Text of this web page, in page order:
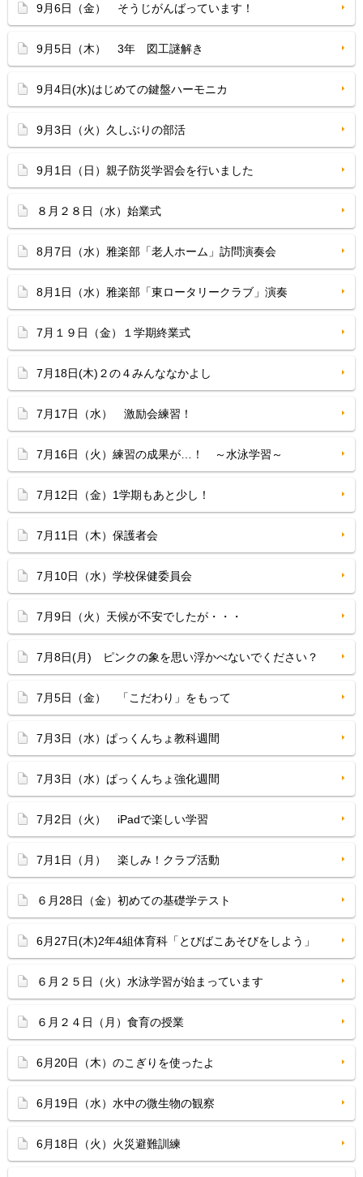
9月6日（金） そうじがんばっています！
9月5日（木） 3年 図工謎解き
9月4日(水)はじめての鍵盤ハーモニカ
9月3日（火）久しぶりの部活
9月1日（日）親子防災学習会を行いました
８月２８日（水）始業式
8月7日（水）雅楽部「老人ホーム」訪問演奏会
8月1日（水）雅楽部「東ロータリークラブ」演奏
7月１９日（金）１学期終業式
7月18日(木)２の４みんななかよし
7月17日（水） 激励会練習！
7月16日（火）練習の成果が…！ ～水泳学習～
7月12日（金）1学期もあと少し！
7月11日（木）保護者会
7月10日（水）学校保健委員会
7月9日（火）天候が不安でしたが・・・
7月8日(月) ピンクの象を思い浮かべないでください？
7月5日（金） 「こだわり」をもって
7月3日（水）ぱっくんちょ教科週間
7月3日（水）ぱっくんちょ強化週間
7月2日（火） iPadで楽しい学習
7月1日（月） 楽しみ！クラブ活動
６月28日（金）初めての基礎学テスト
6月27日(木)2年4組体育科「とびばこあそびをしよう」
６月２５日（火）水泳学習が始まっています
６月２４日（月）食育の授業
6月20日（木）のこぎりを使ったよ
6月19日（水）水中の微生物の観察
6月18日（火）火災避難訓練